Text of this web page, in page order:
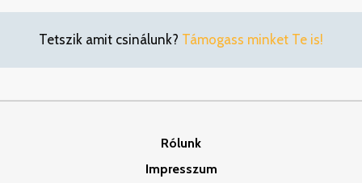
Tetszik amit csinálunk? Támogass minket Te is!
Rólunk
Impresszum